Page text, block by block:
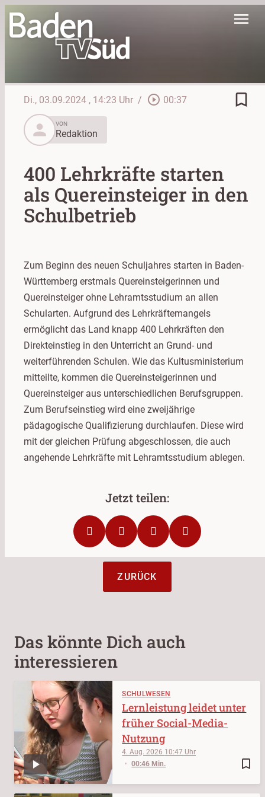
menu
Di., 03.09.2024 , 14:23 Uhr / play_circle_outline 00:37
bookmark_border
person
VON
Redaktion
400 Lehrkräfte starten
als Quereinsteiger in den
Schulbetrieb
Zum Beginn des neuen Schuljahres starten in Baden-
Württemberg erstmals Quereinsteigerinnen und
Quereinsteiger ohne Lehramtsstudium an allen
Schularten. Aufgrund des Lehrkräftemangels
ermöglicht das Land knapp 400 Lehrkräften den
Direkteinstieg in den Unterricht an Grund- und
weiterführenden Schulen. Wie das Kultusministerium
mitteilte, kommen die Quereinsteigerinnen und
Quereinsteiger aus unterschiedlichen Berufsgruppen.
Zum Berufseinstieg wird eine zweijährige
pädagogische Qualifizierung durchlaufen. Diese wird
mit der gleichen Prüfung abgeschlossen, die auch
angehende Lehrkräfte mit Lehramtsstudium ablegen.
ZURÜCK
Das könnte Dich auch
interessieren
SCHULWESEN
bookmark_border
4. Aug. 2026 10:47
00:46 Min.
Lernleistung leidet unter
früher Social-Media-
Nutzung